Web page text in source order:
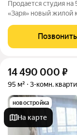
Продается студия
«Заря» новый жилой комплекс премиум-класса в самом
высоким уровнем
Проект объединяет 9
Позвонить
14 490 000 ₽
95 м² 3-комн.
новостройка
На карте